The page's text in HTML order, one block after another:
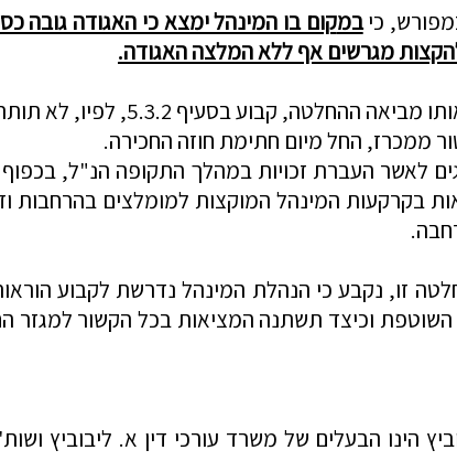
במקום בו המינהל ימצא כי האגודה
מגרשים אף ללא המלצה האגודה.
מביאה ההחלטה, קבוע בסעיף 5.3.2, לפיו,
לא
ממכרז, החל מיום חתימת חוזה החכירה.
זכויות במהלך התקופה הנ"ל, בכפוף לתשלום 3% מערך הקרקע לכל שנה בתוספת
בקרקעות המינהל המוקצות למומלצים בהרחבות
זו, נקבע כי הנהלת המינהל נדרשת לקבוע
וכיצד תשתנה המציאות בכל הקשור למגזר
הינו הבעלים של משרד עורכי דין א.